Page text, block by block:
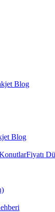
Blog
Blog
Fiyatı